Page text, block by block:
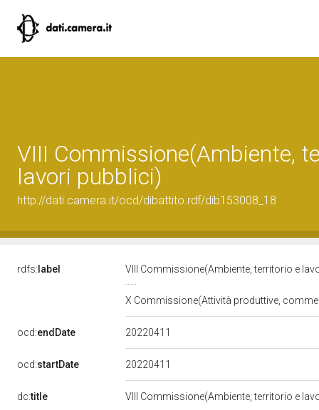
VIII Commissione(Ambiente,
lavori pubblici)
http://dati.camera.it/ocd/dibattito.rdf/dib153008_18
rdfs: label VIII Commissione(Ambiente, territorio e
X Commissione(Attività produttive,
ocd:endDate 20220411
ocd:startDate 20220411
dc:title VIII Commissione(Ambiente, territorio e